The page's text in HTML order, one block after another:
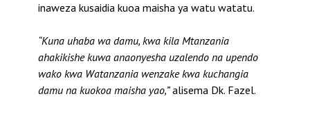
inaweza kusaidia kuoa maisha ya watu watatu.
“Kuna uhaba wa damu, kwa kila Mtanzania
ahakikishe kuwa anaonyesha uzalendo na upendo
wako kwa Watanzania wenzake kwa kuchangia
damu na kuokoa maisha yao,”alisema Dk. Fazel.